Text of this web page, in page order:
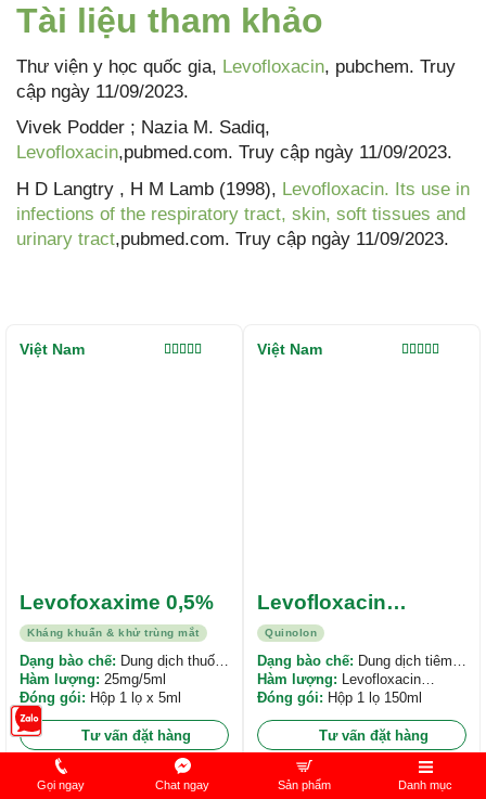
Tài liệu tham khảo
Thư viện y học quốc gia, Levofloxacin, pubchem. Truy
cập ngày 11/09/2023.
Vivek Podder ; Nazia M. Sadiq,
Levofloxacin,pubmed.com. Truy cập ngày 11/09/2023.
H D Langtry , H M Lamb (1998), Levofloxacin. Its use in
infections of the respiratory tract, skin, soft tissues and
urinary tract,pubmed.com. Truy cập ngày 11/09/2023.
Kháng khuẩn & khử trùng mắt
Levofoxaxime 0,5%
Dạng bào chế:
nhỏ mắt
Hàm lượng: 25mg/5ml
Đóng gói: Hộp 1 lọ x 5ml
Tư vấn đặt hàng
Việt Nam
Quinolon
Levofloxacin
750mg/150ml Minh
Dân
Dạng bào chế: Dung dịch tiêm
truyền
Hàm lượng: Levofloxacin
750mg/150ml
Đóng gói: Hộp 1 lọ 150ml
Tư vấn đặt hàng
Việt Nam
Gọi ngay Chat ngay Sản phẩm Danh mục